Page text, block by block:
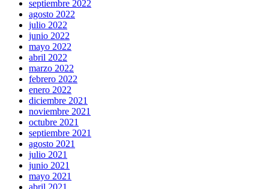
septiembre 2022
agosto 2022
julio 2022
junio 2022
mayo 2022
abril 2022
marzo 2022
febrero 2022
enero 2022
diciembre 2021
noviembre 2021
octubre 2021
septiembre 2021
agosto 2021
julio 2021
junio 2021
mayo 2021
abril 2021